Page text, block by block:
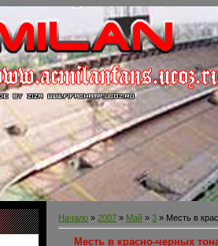
Начало » 2007 » Май » 3 » Месть в
Месть в красно-черных